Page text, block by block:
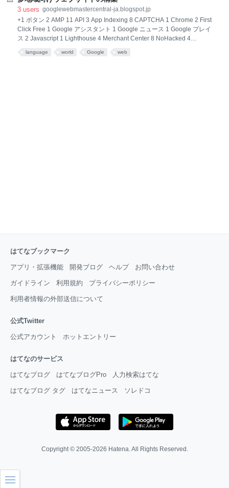
マップ 15 しごと検索 1 スマートフォン 11 セーフブラウジング 5 セキュ
リティ 1
3 users googlewebmastercentral-ja.blogspot.jp
+1 ボタン 2 AMP 11 API 3 App Indexing 8 CAPTCHA 1 Chrome 2 First
Click Free 1 Google アシスタント 1 Google ニュース 1 Google プレイ
ス 2 Javascript 1 Lighthouse 4 Merchant Center 8 NoHacked 4
イベント 25 ウェブマスターガイドライン 57 ウェブマスタークイズ 2 ウ
language world Google web
はてなブックマーク
アプリ・拡張機能 開発ブログ ヘルプ お問い合わせ
ガイドライン 利用規約 プライバシーポリシー
利用者情報の外部送信について
公式Twitter
公式アカウント ホットエントリー
はてなのサービス
はてなブログ はてなブログPro 人力検索はてな
はてなブログ タグ はてなニュース ソレドコ
Copyright © 2005-2026 Hatena. All Rights Reserved.